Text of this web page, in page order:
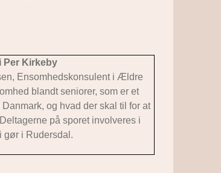
Per Kirkeby
Ensomhedskonsulent i Ældre
blandt seniorer, som er et
og hvad der skal til for at
på sporet involveres i
gør i Rudersdal.